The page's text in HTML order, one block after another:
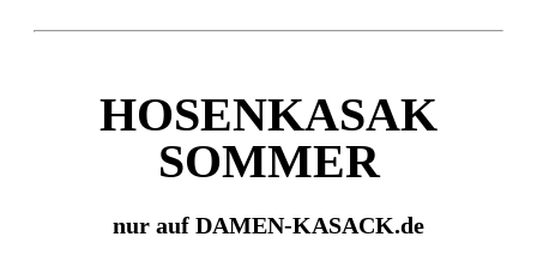
HOSENKASAK
SOMMER
nur auf DAMEN-KASACK.de